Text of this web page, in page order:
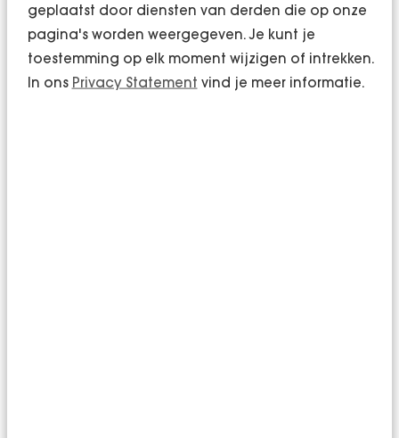
geplaatst door diensten van derden die op onze
pagina's worden weergegeven. Je kunt je
toestemming op elk moment wijzigen of intrekken.
In ons Privacy Statement vind je meer informatie.
medewerkers, zij kunnen als geen ander
omschrijven hoe de werksfeer binnen jouw
organisatie is. Ga in gesprek met je medewerkers,
luister goed naar wat ze nodig hebben en